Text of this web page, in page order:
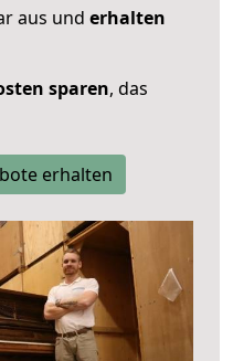
aus und erhalten
sparen, das
erhalten